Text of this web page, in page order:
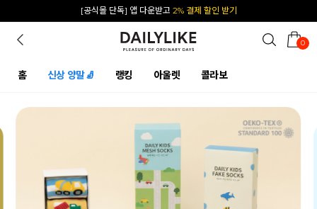
카카오 플친 추가하면1천원 즉시 할인 쿠폰
0
홈 신상 양말🧦 랭킹 아울렛 콜라보